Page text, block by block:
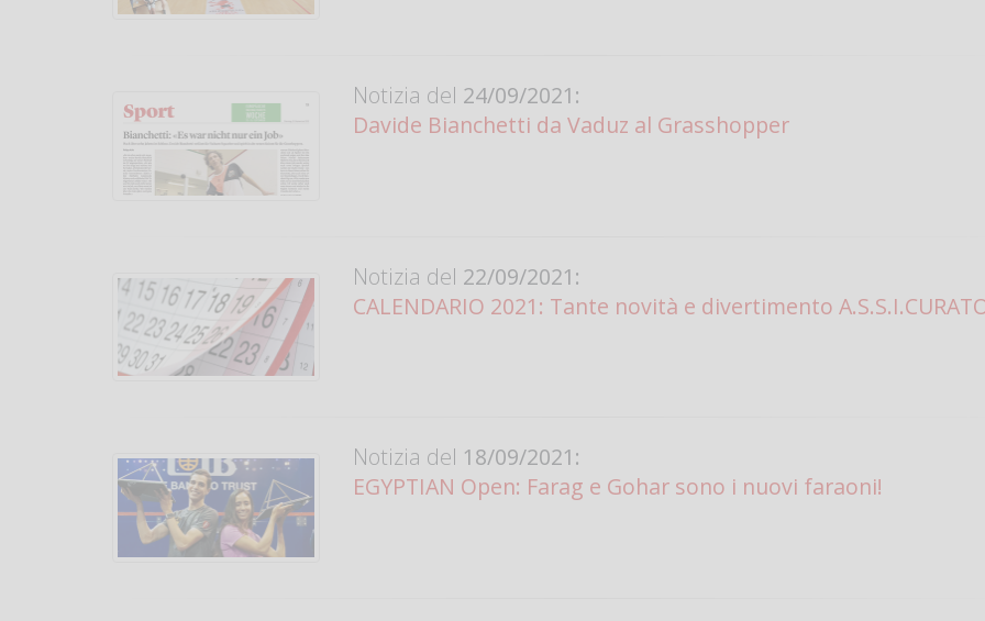
Notizia del 24/09/2021:
Davide Bianchetti da Vaduz al Grasshopper
Notizia del 22/09/2021:
CALENDARIO 2021: Tante novità e divertimento
Notizia del 18/09/2021:
EGYPTIAN Open: Farag e Gohar sono i nuovi faraoni!